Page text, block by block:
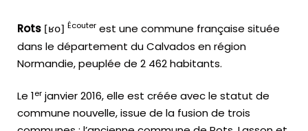
Rots [ʁo] Écouter est une commune française située
dans le département du Calvados en région
Normandie, peuplée de 2 462 habitants.
Le 1er janvier 2016, elle est créée avec le statut de
commune nouvelle, issue de la fusion de trois